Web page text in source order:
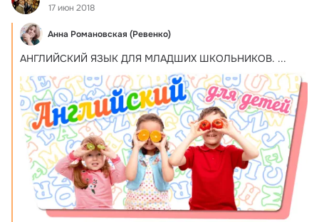
17 июн 2018
Анна Романовская (Ревенко)
АНГЛИЙСКИЙ ЯЗЫК ДЛЯ МЛАДШИХ ШКОЛЬНИКОВ. ...